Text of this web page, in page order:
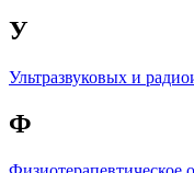
У
Ультразвуковых и
Ф